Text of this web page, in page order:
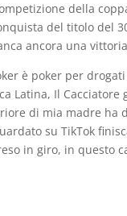
della
del titolo del
ancora una
è poker per
Latina, Il
di mia madre ha
su TikTok
in giro, in questo